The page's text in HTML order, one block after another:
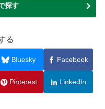
探す
る
Bluesky Facebook
Pinterest LinkedIn